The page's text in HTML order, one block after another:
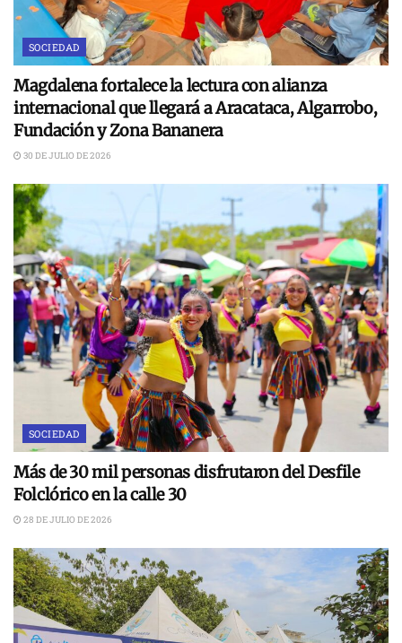
SOCIEDAD
Magdalena fortalece la lectura con alianza
internacional que llegará a Aracataca, Algarrobo,
Fundación y Zona Bananera
30 DE JULIO DE 2026
SOCIEDAD
Más de 30 mil personas disfrutaron del Desfile
Folclórico en la calle 30
28 DE JULIO DE 2026